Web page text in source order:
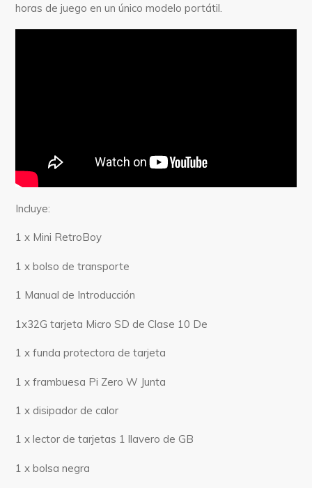
horas de juego en un único modelo portátil.
Incluye:
1 x Mini RetroBoy
1 x bolso de transporte
1 Manual de Introducción
1x32G tarjeta Micro SD de Clase 10 De
1 x funda protectora de tarjeta
1 x frambuesa Pi Zero W Junta
1 x disipador de calor
1 x lector de tarjetas 1 llavero de GB
1 x bolsa negra